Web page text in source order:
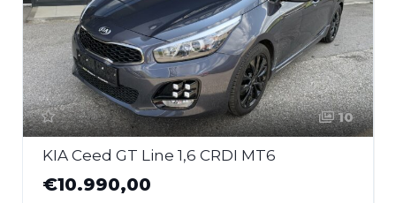
10
KIA Ceed GT Line 1,6 CRDI MT6
€10.990,00